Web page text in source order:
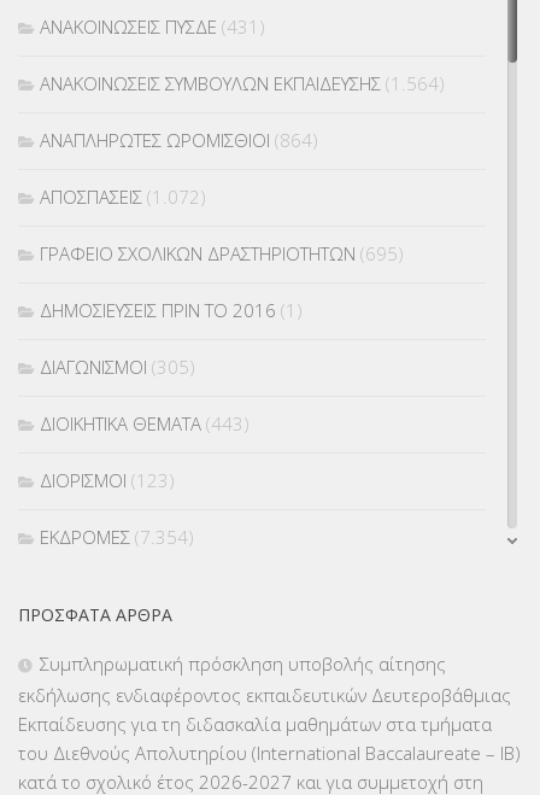
ΑΝΑΚΟΙΝΩΣΕΙΣ ΠΥΣΔΕ (431)
ΑΝΑΚΟΙΝΩΣΕΙΣ ΣΥΜΒΟΥΛΩΝ ΕΚΠΑΙΔΕΥΣΗΣ (1.564)
ΑΝΑΠΛΗΡΩΤΕΣ ΩΡΟΜΙΣΘΙΟΙ (864)
ΑΠΟΣΠΑΣΕΙΣ (1.072)
ΓΡΑΦΕΙΟ ΣΧΟΛΙΚΩΝ ΔΡΑΣΤΗΡΙΟΤΗΤΩΝ (695)
ΔΗΜΟΣΙΕΥΣΕΙΣ ΠΡΙΝ ΤΟ 2016 (1)
ΔΙΑΓΩΝΙΣΜΟΙ (305)
ΔΙΟΙΚΗΤΙΚΑ ΘΕΜΑΤΑ (443)
ΔΙΟΡΙΣΜΟΙ (123)
ΕΚΔΡΟΜΕΣ (7.354)
ΕΠΙΜΟΡΦΩΣΗ Τ.Π.Ε.(10)
ΕΥΡΩΠΑΪΚΑ ΠΡΟΓΡΑΜΜΑΤΑ(230)
ΠΡΌΣΦΑΤΑ ΆΡΘΡΑ
Συμπληρωματική πρόσκληση υποβολής αίτησης
εκδήλωσης ενδιαφέροντος εκπαιδευτικών Δευτεροβάθμιας
Εκπαίδευσης για τη διδασκαλία μαθημάτων στα τμήματα
του Διεθνούς Απολυτηρίου (International Baccalaureate – IB)
κατά το σχολικό έτος 2026-2027 και για συμμετοχή στη